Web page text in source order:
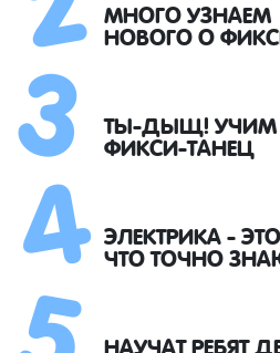
МНОГО УЗНАЕМ
НОВОГО О
ТЫ-ДЫЩ! УЧИМ
ФИКСИ-ТАНЕЦ
ЭЛЕКТРИКА -
ЧТО ТОЧНО